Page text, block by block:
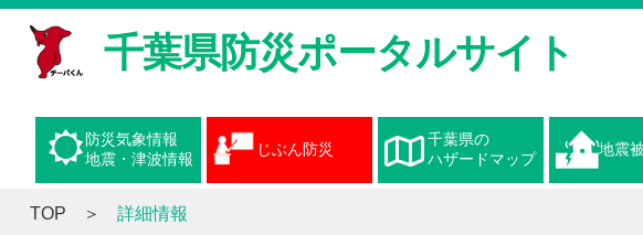
千葉県防災ポータルサイト
防災気象情報
地震・津波情報
じぶん防災
千葉県の
ハザードマップ
地震
TOP 詳細情報